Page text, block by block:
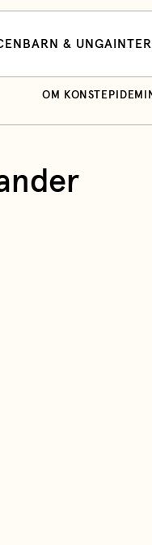
BARN & UNGA
OM